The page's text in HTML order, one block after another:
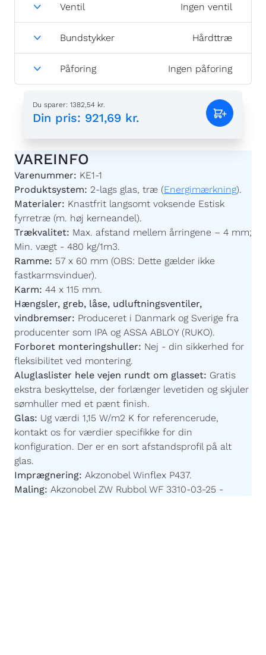
Ventil Ingen ventil
Bundstykker Hårdttræ
Påforing Ingen påforing
Du sparer: 1382,54 kr.
Din pris: 921,69 kr.
VAREINFO
Varenummer: KE1-1
Produktsystem: 2-lags glas, træ (Energimærkning).
Materialer: Knastfrit langsomt voksende Estisk
fyrretræ (m. høj kerneandel).
Trækvalitet: Max. afstand mellem årringene – 4 mm;
Min. vægt - 480 kg/1m3.
Ramme: 57 x 60 mm (OBS: Dette gælder ikke
fastkarmsvinduer).
Karm: 44 x 115 mm.
Hængsler, greb, låse, udluftningsventiler,
vindbremser: Produceret i Danmark og Sverige fra
producenter som IPA og ASSA ABLOY (RUKO).
Forboret monteringshuller: Nej - din sikkerhed for
fleksibilitet ved montering.
Aluglaslister hele vejen rundt om glasset: Gratis
ekstra beskyttelse, der forlænger levetiden og skjuler
sømhuller med et pænt finish.
Glas: Ug værdi 1,15 W/m2 K for referencerude,
kontakt os for værdier specifikke for din
konfiguration. Der er en sort afstandsprofil på alt
glas.
Imprægnering: Akzonobel Winflex P437.
Maling: Akzonobel ZW Rubbol WF 3310-03-25 -